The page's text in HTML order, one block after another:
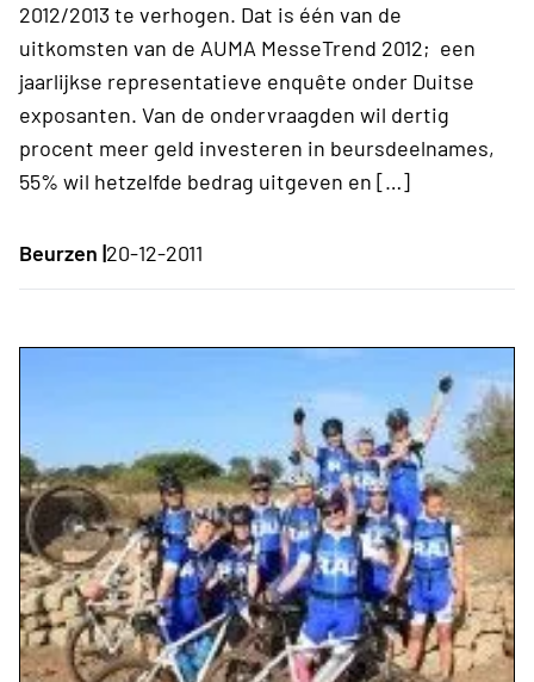
2012/2013 te verhogen. Dat is één van de
uitkomsten van de AUMA MesseTrend 2012; een
jaarlijkse representatieve enquête onder Duitse
exposanten. Van de ondervraagden wil dertig
procent meer geld investeren in beursdeelnames,
55% wil hetzelfde bedrag uitgeven en […]
Beurzen |20-12-2011